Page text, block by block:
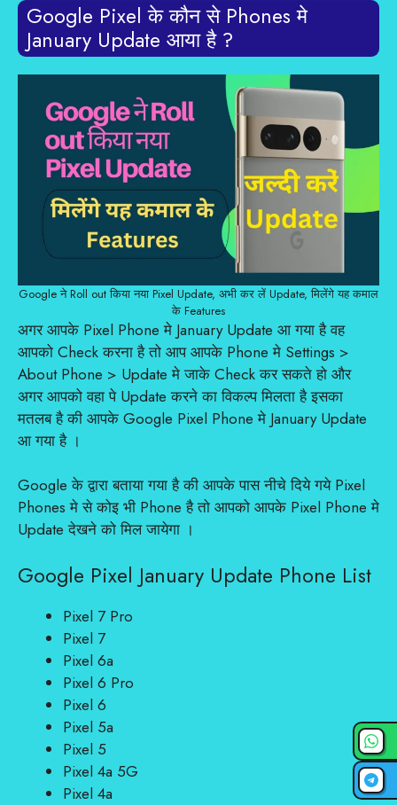
Google Pixel के कौन से Phones मे
January Update आया है ?
Google ने Roll out किया नया Pixel Update, अभी कर लें Update, मिलेंगे यह कमाल
के Features
अगर आपके Pixel Phone मे January Update आ गया है वह
आपको Check करना है तो आप आपके Phone मे Settings >
About Phone > Update मे जाके Check कर सकते हो और
अगर आपको वहा पे Update करने का विकल्प मिलता है इसका
मतलब है की आपके Google Pixel Phone मे January Update
आ गया है ।
Google के द्वारा बताया गया है की आपके पास नीचे दिये गये Pixel
Phones मे से कोइ भी Phone है तो आपको आपके Pixel Phone मे
Update देखने को मिल जायेगा ।
Google Pixel January Update Phone List
Pixel 7 Pro
Pixel 7
Pixel 6a
Pixel 6 Pro
Pixel 6
Pixel 5a
Pixel 5
Pixel 4a 5G
Pixel 4a